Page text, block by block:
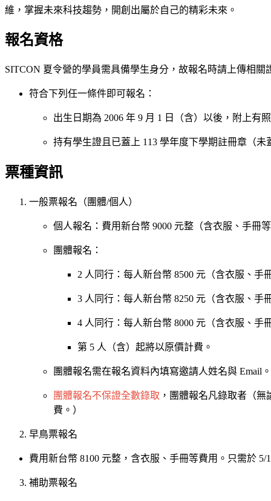
維，掌握未來科技趨勢，開創出屬於自己的精彩未來。
報名資格
SITCON 夏令營的學員需具備學生身分，故報名時請上傳相關
符合下列任一條件即可報名：
出生日期為 2006 年 9 月 1 日（含）以後，附上有
持有學生證且已蓋上 113 學年度下學期註冊章（
票種資訊
一般票報名（團體/個人）
個人報名：費用新台幣 9000 元整（含衣服、手冊
團體報名：
2 人同行：每人新台幣 8500 元（含衣服、手
3 人同行：每人新台幣 8250 元（含衣服、手
4 人同行：每人新台幣 8000 元（含衣服、手
第 5 人（含）起將以原價計費。
團體報名需在報名資料內填寫邀請人姓名與 Email。
團體報名不保證全數錄取 ，團體報名凡錄取者（
費。）
早鳥票報名
費用新台幣 8100 元整，含衣服、手冊等費用。只需於
補助票報名